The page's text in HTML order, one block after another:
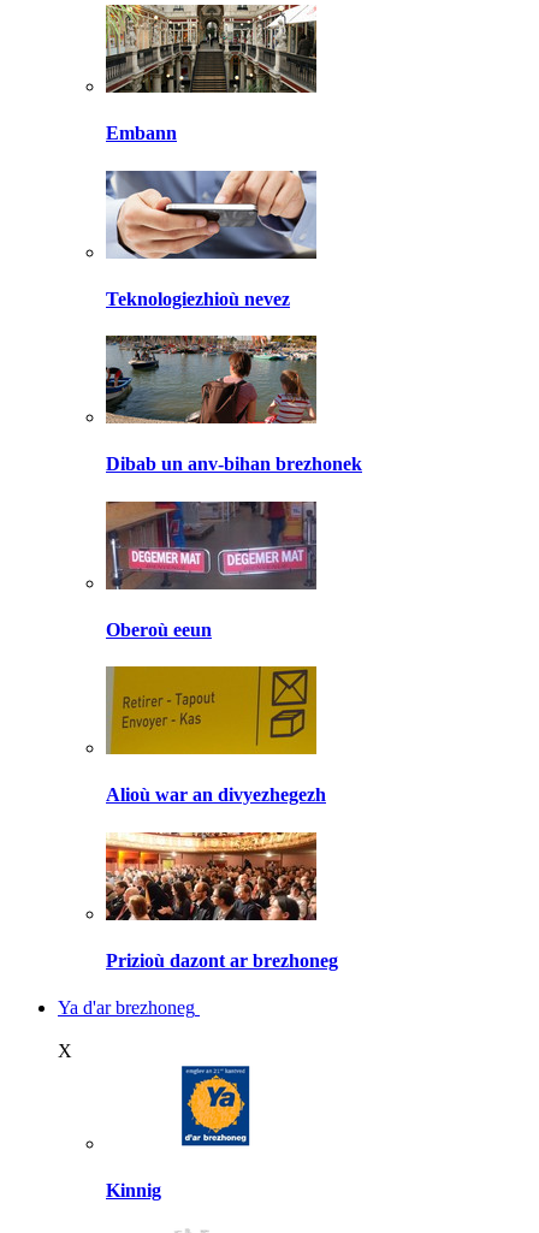
Embann
Teknologiezhioù nevez
Dibab un anv-bihan brezhonek
Oberoù eeun
Alioù war an divyezhegezh
Prizioù dazont ar brezhoneg
Ya d'ar brezhoneg
X
Kinnig